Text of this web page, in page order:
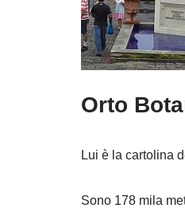
Orto
Lui è la cartolina
Sono 178 mila